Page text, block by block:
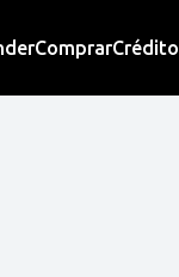
ComprarCrédito